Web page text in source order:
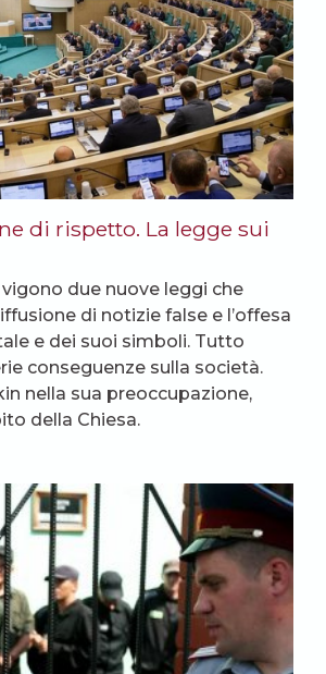
di rispetto. La legge sui
due nuove leggi che
di notizie false e l’offesa
e dei suoi simboli. Tutto
conseguenze sulla società.
nella sua preoccupazione,
della Chiesa.